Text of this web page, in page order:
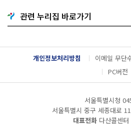
기
G
o
g
l
e
l
관련 누리집 바로가기
개인정보처리방침 이메일 무단
PC버전
서울특별시청
서울특별시 중구 세종대로
대표전화 다산콜센터